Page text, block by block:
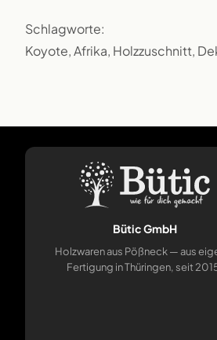
Schlagworte:
Koyote, Afrika, Holzzuschnitt,
Bütic GmbH
Holzwaren aus Pößneck — aus
Fertigung in Thüringen, seit